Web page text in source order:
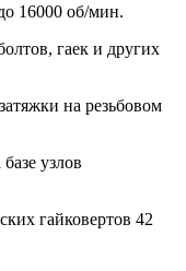
16000 об/мин.
гаек и других
на резьбовом
узлов
гайковертов 42